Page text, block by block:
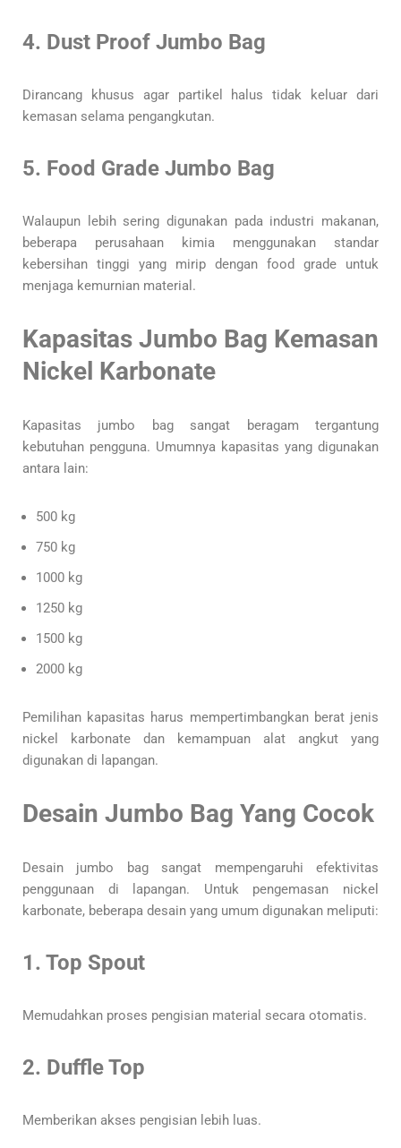
4. Dust Proof Jumbo Bag
Dirancang khusus agar partikel halus tidak keluar dari
kemasan selama pengangkutan.
5. Food Grade Jumbo Bag
Walaupun lebih sering digunakan pada industri makanan,
beberapa perusahaan kimia menggunakan standar
kebersihan tinggi yang mirip dengan food grade untuk
menjaga kemurnian material.
Kapasitas Jumbo Bag Kemasan
Nickel Karbonate
Kapasitas jumbo bag sangat beragam tergantung
kebutuhan pengguna. Umumnya kapasitas yang digunakan
antara lain:
500 kg
750 kg
1000 kg
1250 kg
1500 kg
2000 kg
Pemilihan kapasitas harus mempertimbangkan berat jenis
nickel karbonate dan kemampuan alat angkut yang
digunakan di lapangan.
Desain Jumbo Bag Yang Cocok
Desain jumbo bag sangat mempengaruhi efektivitas
penggunaan di lapangan. Untuk pengemasan nickel
karbonate, beberapa desain yang umum digunakan meliputi:
1. Top Spout
Memudahkan proses pengisian material secara otomatis.
2. Duffle Top
Memberikan akses pengisian lebih luas.